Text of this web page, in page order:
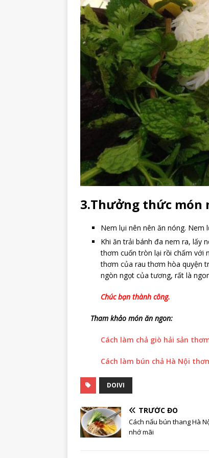
3.Thưởng thức món
Nem lụi nên nên ăn nóng. Nem
Khi ăn trải bánh đa nem ra, lấy
thơm cuốn tròn lại rồi chấm với
thơm của rau thơm hòa quyện
ngòn ngọt của tương, rất là
Chúc bạn thành công.
Tham khảo món ăn ngon:
Cách làm chả giò hải sản
Cách làm bún chả Hà Nội
DOIVI
TRƯỚC ĐÓ
Cách nấu bún thang Hà
nhớ mãi